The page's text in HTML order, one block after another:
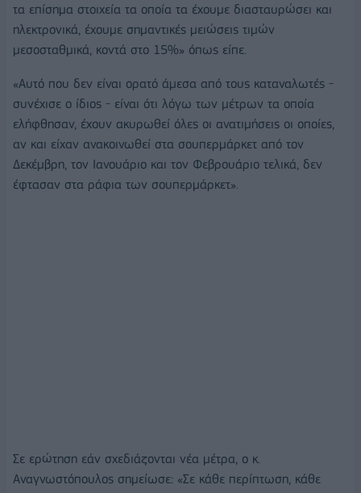
τα επίσημα στοιχεία τα οποία τα έχουμε διασταυρώσει και
ηλεκτρονικά, έχουμε σημαντικές μειώσεις τιμών
μεσοσταθμικά, κοντά στο 15%» όπως είπε.
«Αυτό που δεν είναι ορατό άμεσα από τους καταναλωτές -
συνέχισε ο ίδιος - είναι ότι λόγω των μέτρων τα οποία
ελήφθησαν, έχουν ακυρωθεί όλες οι ανατιμήσεις οι οποίες,
αν και είχαν ανακοινωθεί στα σουπερμάρκετ από τον
Δεκέμβρη, τον Ιανουάριο και τον Φεβρουάριο τελικά, δεν
έφτασαν στα ράφια των σουπερμάρκετ».
Σε ερώτηση εάν σχεδιάζονται νέα μέτρα, ο κ.
Αναγνωστόπουλος σημείωσε: «Σε κάθε περίπτωση, κάθε